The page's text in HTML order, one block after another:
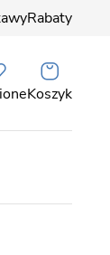
Rabaty
Koszyk